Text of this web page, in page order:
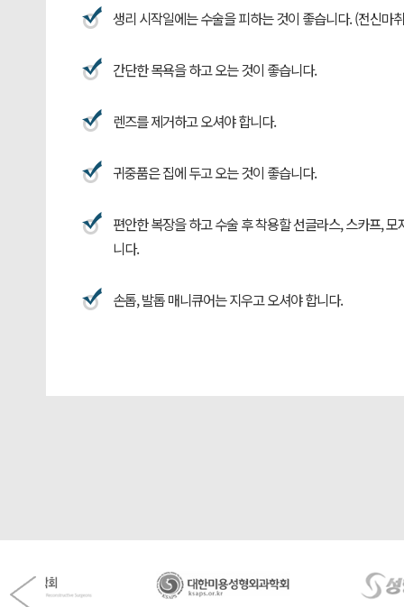
생리 시작일에는 수술을 피하는 것이 좋습니다. (전신마
간단한 목욕을 하고 오는 것이 좋습니다.
렌즈를 제거하고 오셔야 합니다.
귀중품은 집에 두고 오는 것이 좋습니다.
편안한 복장을 하고 수술 후 착용할 선글라스, 스카프,
니다.
손톱, 발톱 매니큐어는 지우고 오셔야 합니다.